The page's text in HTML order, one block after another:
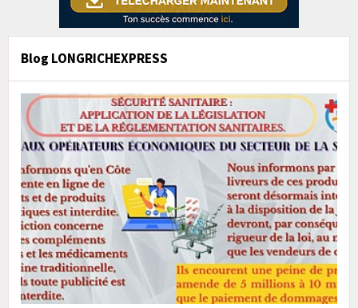
Blog LONGRICHEXPRESS